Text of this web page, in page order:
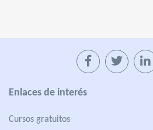
Enlaces de interés
Cursos gratuitos